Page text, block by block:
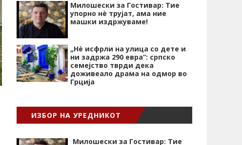
Милошески за Гостивар: Тие
упорно нѐ трујат, ама ние
машки издржуваме!
„Нѐ исфрли на улица со дете и
ни задржа 290 евра“: српско
семејство тврди дека
доживеало драма на одмор во
Грција
ИЗБОР НА УРЕДНИКОТ
Милошески за Гостивар: Тие